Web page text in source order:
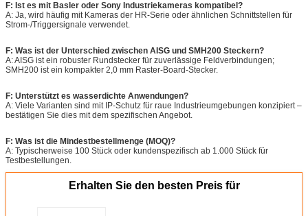
F: Ist es mit Basler oder Sony Industriekameras kompatibel?
A: Ja, wird häufig mit Kameras der HR-Serie oder ähnlichen Schnittstellen für
Strom-/Triggersignale verwendet.
F: Was ist der Unterschied zwischen AISG und SMH200 Steckern?
A: AISG ist ein robuster Rundstecker für zuverlässige Feldverbindungen;
SMH200 ist ein kompakter 2,0 mm Raster-Board-Stecker.
F: Unterstützt es wasserdichte Anwendungen?
A: Viele Varianten sind mit IP-Schutz für raue Industrieumgebungen konzipiert –
bestätigen Sie dies mit dem spezifischen Angebot.
F: Was ist die Mindestbestellmenge (MOQ)?
A: Typischerweise 100 Stück oder kundenspezifisch ab 1.000 Stück für
Testbestellungen.
Erhalten Sie den besten Preis für